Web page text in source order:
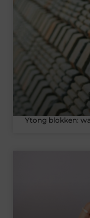
Ytong blokken: